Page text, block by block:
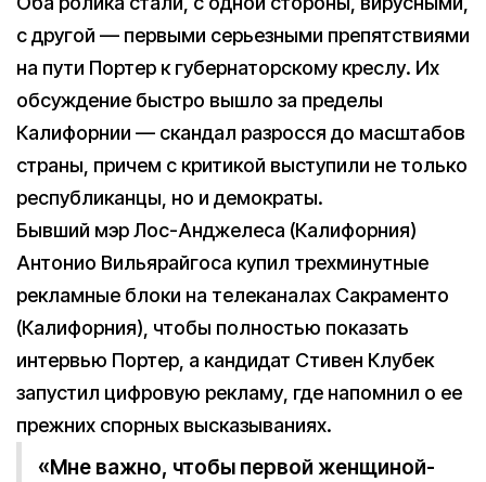
с другой — первыми серьезными препятствиями
на пути Портер к губернаторскому креслу. Их
обсуждение быстро вышло за пределы
Калифорнии — скандал разросся до масштабов
страны, причем с критикой выступили не только
республиканцы, но и демократы.
Бывший мэр Лос-Анджелеса (Калифорния)
Антонио Вильярайгоса купил трехминутные
рекламные блоки на телеканалах Сакраменто
(Калифорния), чтобы полностью показать
интервью Портер, а кандидат Стивен Клубек
запустил цифровую рекламу, где напомнил о ее
прежних спорных высказываниях.
«Мне важно, чтобы первой женщиной-